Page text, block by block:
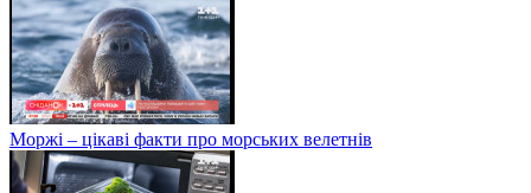
Моржі – цікаві факти про морських велетнів